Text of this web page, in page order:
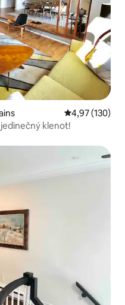
Priemerné
4,97 (130)
klenot!